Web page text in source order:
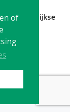
of
maandelijkse